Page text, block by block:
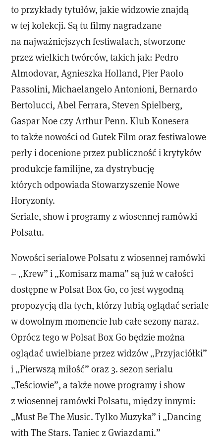
to przykłady tytułów, jakie widzowie znajdą
w tej kolekcji. Są tu filmy nagradzane
na najważniejszych festiwalach, stworzone
przez wielkich twórców, takich jak: Pedro
Almodovar, Agnieszka Holland, Pier Paolo
Passolini, Michaelangelo Antonioni, Bernardo
Bertolucci, Abel Ferrara, Steven Spielberg,
Gaspar Noe czy Arthur Penn. Klub Konesera
to także nowości od Gutek Film oraz festiwalowe
perły i docenione przez publiczność i krytyków
produkcje familijne, za dystrybucję
których odpowiada Stowarzyszenie Nowe
Horyzonty.
Seriale, show i programy z wiosennej ramówki
Polsatu.
Nowości serialowe Polsatu z wiosennej ramówki
– „Krew” i „Komisarz mama” są już w całości
dostępne w Polsat Box Go, co jest wygodną
propozycją dla tych, którzy lubią oglądać seriale
w dowolnym momencie lub całe sezony naraz.
Oprócz tego w Polsat Box Go będzie można
oglądać uwielbiane przez widzów „Przyjaciółki”
i „Pierwszą miłość” oraz 3. sezon serialu
„Teściowie”, a także nowe programy i show
z wiosennej ramówki Polsatu, między innymi:
„Must Be The Music. Tylko Muzyka” i „Dancing
with The Stars. Taniec z Gwiazdami.”